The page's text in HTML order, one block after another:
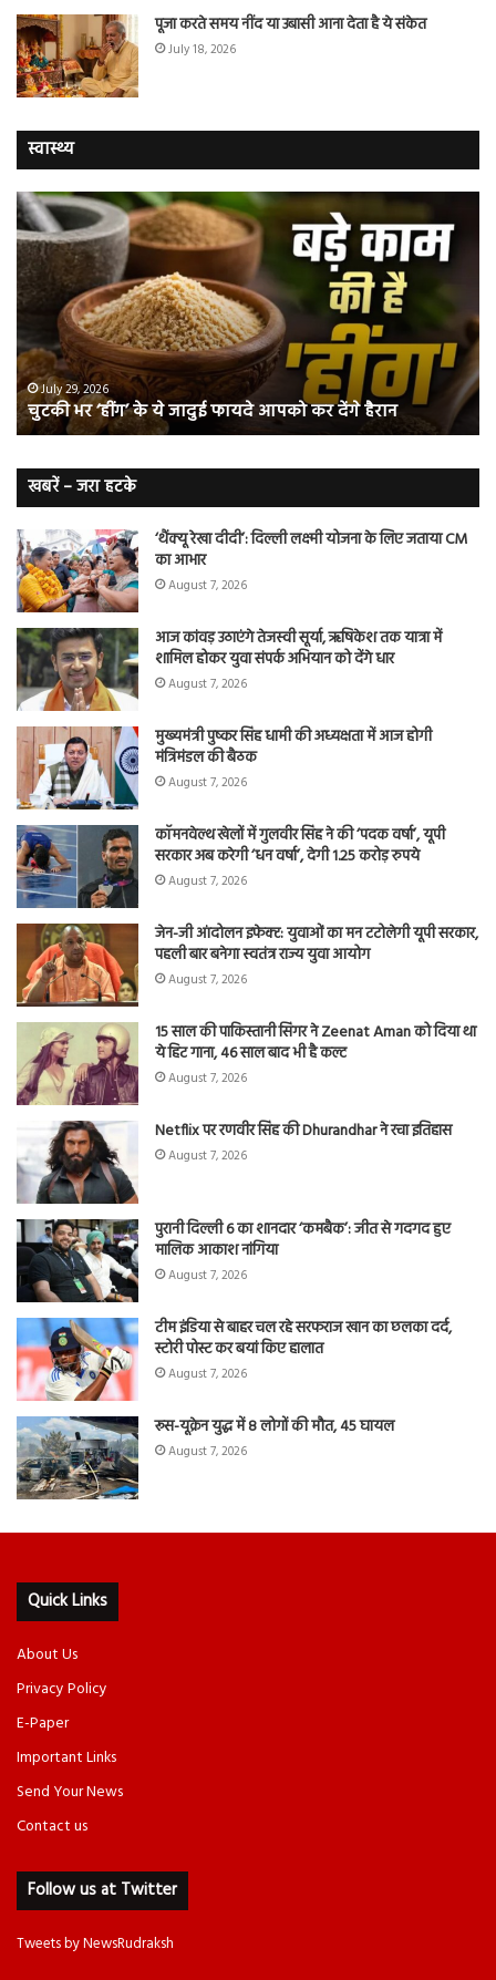
पूजा करते समय नींद या उबासी आना देता है ये संकेत
July 18, 2026
स्वास्थ्य
चुटकी
भर
‘हींग’
के
ये
फायदे
आपको
कर
देंगे
हैरान
July 29, 2026
चुटकी भर ‘हींग’ के ये जादुई फायदे आपको कर देंगे हैरान
भी
हो
हैं
खबरें – जरा हटके
‘थैंक्यू रेखा दीदी’: दिल्ली लक्ष्मी योजना के लिए जताया CM
का आभार
August 7, 2026
आज कांवड़ उठाएंगे तेजस्वी सूर्या, ऋषिकेश तक यात्रा में
शामिल होकर युवा संपर्क अभियान को देंगे धार
August 7, 2026
मुख्यमंत्री पुष्कर सिंह धामी की अध्यक्षता में आज होगी
मंत्रिमंडल की बैठक
August 7, 2026
कॉमनवेल्थ खेलों में गुलवीर सिंह ने की ‘पदक वर्षा’, यूपी
सरकार अब करेगी ‘धन वर्षा’, देगी 1.25 करोड़ रुपये
August 7, 2026
जेन-जी आंदोलन इफेक्ट: युवाओं का मन टटोलेगी यूपी सरकार,
पहली बार बनेगा स्वतंत्र राज्य युवा आयोग
August 7, 2026
15 साल की पाकिस्तानी सिंगर ने Zeenat Aman को दिया था
ये हिट गाना, 46 साल बाद भी है कल्ट
August 7, 2026
Netflix पर रणवीर सिंह की Dhurandhar ने रचा इतिहास
August 7, 2026
पुरानी दिल्ली 6 का शानदार ‘कमबैक’: जीत से गदगद हुए
मालिक आकाश नांगिया
August 7, 2026
टीम इंडिया से बाहर चल रहे सरफराज खान का छलका दर्द,
स्टोरी पोस्ट कर बयां किए हालात
August 7, 2026
रूस-यूक्रेन युद्ध में 8 लोगों की मौत, 45 घायल
August 7, 2026
Quick Links
About Us
Privacy Policy
E-Paper
Important Links
Send Your News
Contact us
Follow us at Twitter
Tweets by NewsRudraksh